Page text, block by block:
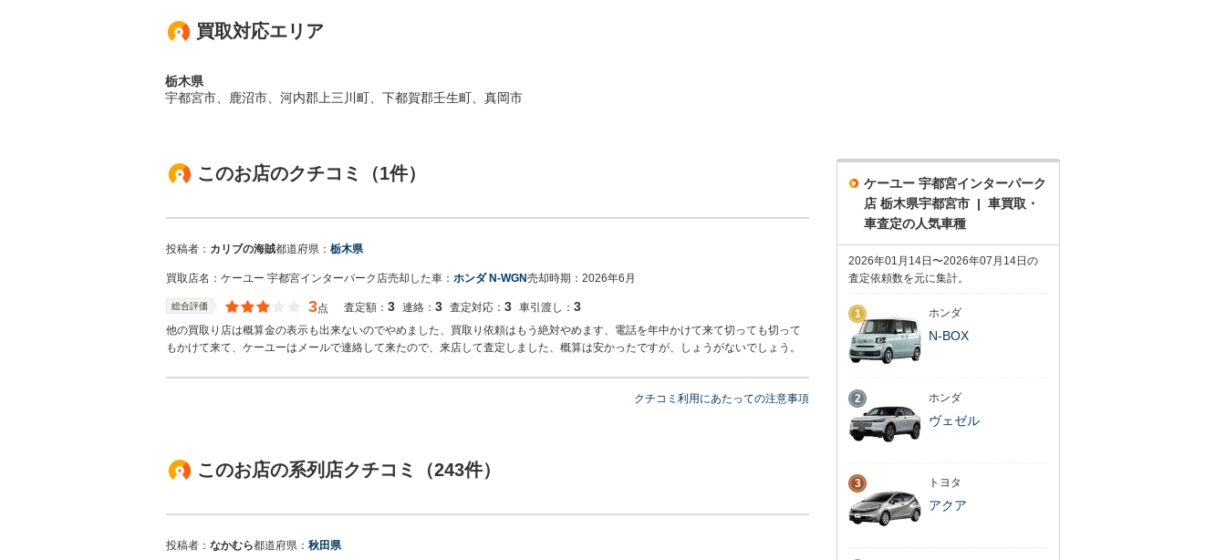
買取対応エリア
栃木県
宇都宮市、鹿沼市、河内郡上三川町、下都賀郡壬生町、真岡市
このお店のクチコミ（1件）
投稿者： カリブの海賊都道府県： 栃木県
買取店名： ケーユー 宇都宮インターパーク店売却した車： ホンダ N-WGN売却時期： 2026年6月
総合評価 3点 査定額： 3 連絡： 3 査定対応： 3 車引渡し： 3
他の買取り店は概算金の表示も出来ないのでやめました、買取り依頼はもう絶対やめます、電話を年中かけて来て切っても切って
もかけて来て、ケーユーはメールで連絡して来たので、来店して査定しました、概算は安かったですが、しょうがないでしょう。
クチコミ利用にあたっての注意事項
このお店の系列店クチコミ（243件）
投稿者： なかむら都道府県： 秋田県
ケーユー 宇都宮インターパーク
店 栃木県宇都宮市 | 車買取・
車査定の人気車種
2026年01月14日〜2026年07月14日の
査定依頼数を元に集計。
ホンダ
N-BOX
1
ホンダ
ヴェゼル
2
トヨタ
アクア
3